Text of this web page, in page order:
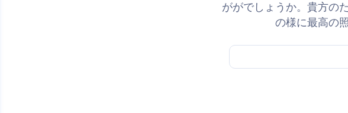
ががでしょうか。貴方の
の様に最高の